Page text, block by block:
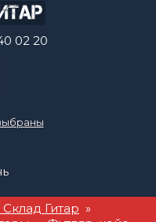
02 20
Гитар »